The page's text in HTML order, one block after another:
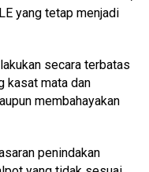
yang tetap menjadi
secara terbatas
kasat mata dan
membahayakan
penindakan